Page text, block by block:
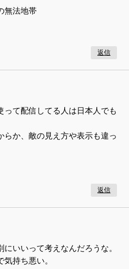
無法地帯
返信
って配信してる人は日本人でも
らか、敵の見え方や表示も違っ
返信
いいって考えなんだろうな。
持ち悪い。